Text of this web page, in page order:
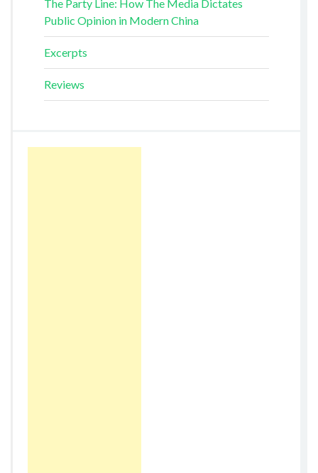
The Party Line: How The Media Dictates
Public Opinion in Modern China
Excerpts
Reviews